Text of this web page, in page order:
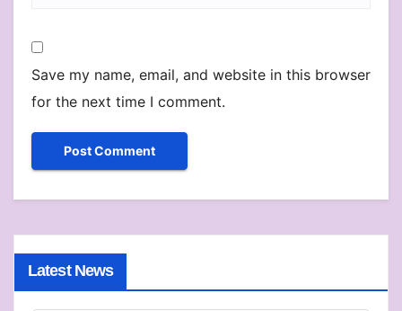
Save my name, email, and website in this browser
for the next time I comment.
Latest News